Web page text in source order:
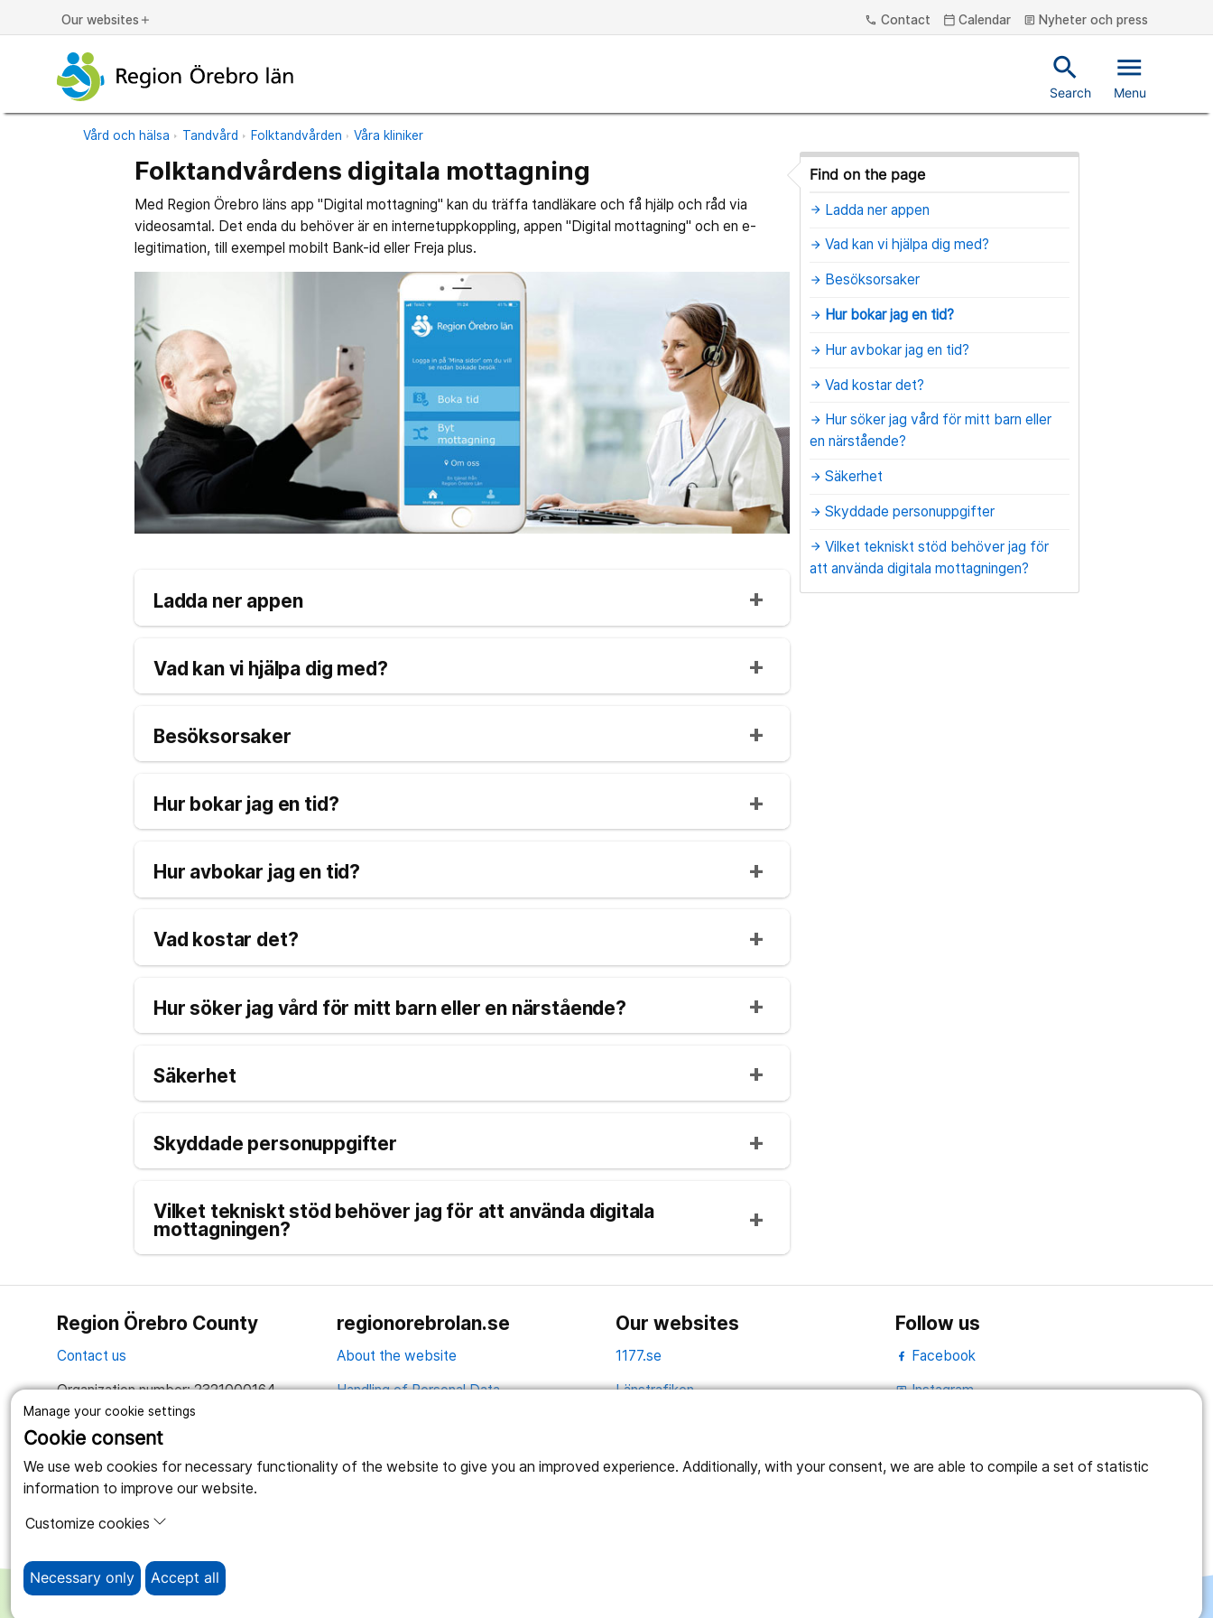
Manage your cookie settings
Cookie consent
We use web cookies for necessary functionality of the website to give you an improved experience. Additionally, with your consent, we are able to compile a set of statistic
information to improve our website.
Customize cookies
Necessary only Accept all
Our websites add phone Contact calendar_today Calendar article Nyheter och press
search
Search
menu
Menu
Vård och hälsa Tandvård Folktandvården Våra kliniker
Folktandvårdens digitala mottagning
Med Region Örebro läns app "Digital mottagning" kan du träffa tandläkare och få hjälp och råd via
videosamtal. Det enda du behöver är en internetuppkoppling, appen "Digital mottagning" och en e-
legitimation, till exempel mobilt Bank-id eller Freja plus.
Ladda ner appen
Vad kan vi hjälpa dig med?
Besöksorsaker
Hur bokar jag en tid?
Hur avbokar jag en tid?
Vad kostar det?
Hur söker jag vård för mitt barn eller en närstående?
Säkerhet
Skyddade personuppgifter
Vilket tekniskt stöd behöver jag för att använda digitala
mottagningen?
Find on the page
arrow_forward Ladda ner appen
arrow_forward Vad kan vi hjälpa dig med?
arrow_forward Besöksorsaker
arrow_forward Hur bokar jag en tid?
arrow_forward Hur avbokar jag en tid?
arrow_forward Vad kostar det?
arrow_forward Hur söker jag vård för mitt barn eller
en närstående?
arrow_forward Säkerhet
arrow_forward Skyddade personuppgifter
arrow_forward Vilket tekniskt stöd behöver jag för
att använda digitala mottagningen?
Region Örebro County
Contact us
Organization number: 2321000164
Together we create a better life
regionorebrolan.se
About the website
Handling of Personal Data
Our websites
1177.se
Länstrafiken
Utveckling
Follow us
Facebook
portraitInstagram